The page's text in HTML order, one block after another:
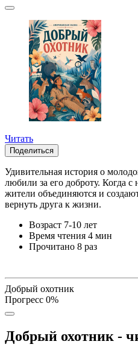
Читать
Поделиться
Удивительная история о
любили за его доброту. Когда с
жители объединяются и
вернуть друга к жизни.
Возраст 7-10 лет
Время чтения 4 мин
Прочитано 8 раз
Добрый охотник
Прогресс 0%
Добрый охотник -